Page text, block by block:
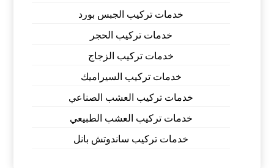
خدمات تركيب الجبس بورد
خدمات تركيب الحجر
خدمات تركيب الزجاج
خدمات تركيب السيراميك
خدمات تركيب العشب الصناعي
خدمات تركيب العشب الطبيعي
خدمات تركيب ساندوتش بانل